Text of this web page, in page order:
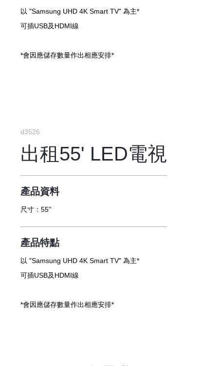
以 "Samsung UHD 4K Smart TV" 為主*
可插USB及HDMI線
*會因應儲存數量作出相應安排*
d3526
出租55' LED電視
產品資料
尺寸： 55''
產品特點
以 "Samsung UHD 4K Smart TV" 為主*
可插USB及HDMI線
*會因應儲存數量作出相應安排*